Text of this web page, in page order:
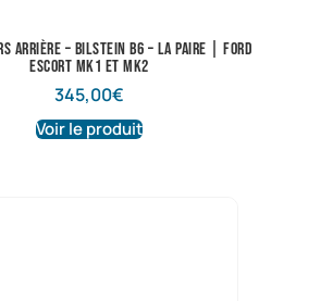
arrière – Bilstein B6 – La paire | Ford
Escort Mk1 et Mk2
345,00€
Voir le produit